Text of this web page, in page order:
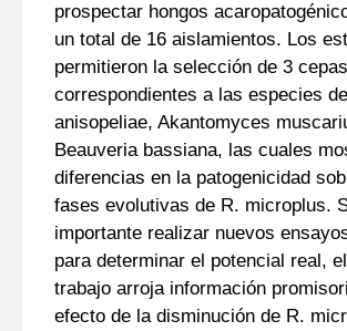
prospectar hongos
un total de 16 aislamientos. Los
permitieron la selección de 3
correspondientes a las especies
anisopeliae, Akantomyces
Beauveria bassiana, las cuales
diferencias en la patogenicidad
fases evolutivas de R. microplus.
importante realizar nuevos
para determinar el potencial real,
trabajo arroja información
efecto de la disminución de R.